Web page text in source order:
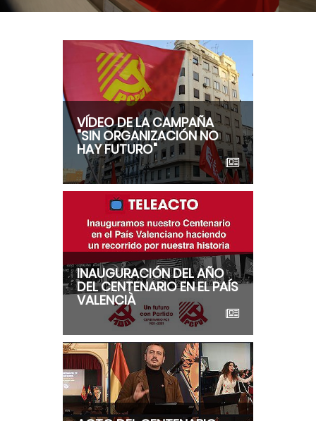
VÍDEO DE LA CAMPAÑA
"SIN ORGANIZACIÓN NO
HAY FUTURO"
INAUGURACIÓN DEL AÑO
DEL CENTENARIO EN EL PAÍS
VALENCIÀ